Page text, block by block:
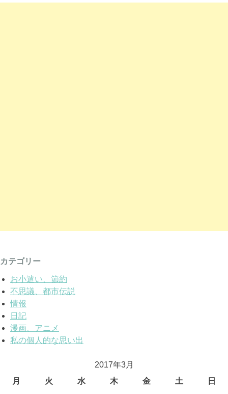
カテゴリー
お小遣い、節約
不思議、都市伝説
情報
日記
漫画、アニメ
私の個人的な思い出
2017年3月
月
火 水 木 金 土 日